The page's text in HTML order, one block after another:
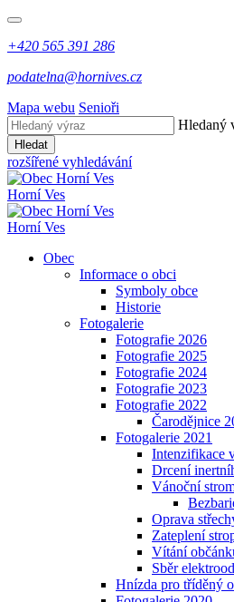
+420 565 391 286
podatelna@hornives.cz
Mapa webu Senioři
Hledaný
Hledat
rozšířené vyhledávání
Horní Ves
Horní Ves
Obec
Informace o obci
Symboly obce
Historie
Fotogalerie
Fotografie 2026
Fotografie 2025
Fotografie 2024
Fotografie 2023
Fotografie 2022
Čarodějnice
Fotogalerie 2021
Intenzifikace
Drcení
Vánoční
Oprava
Zateplení
Vítání
Sběr
Hnízda pro tříděný